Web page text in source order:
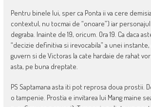
Pentru binele lui, sper ca Ponta ii va cere
contextul, nu tocmai de “onoare”) iar personajul
degraba. Inainte de 19, oricum. Ora 19. Ca daca
“decizie definitiva si irevocabila” a unei instante,
guvern si de Victoras la cate hardaie de rahat
asta, pe buna dreptate.
PS Saptamana asta iti pot reprosa doua prostii.
o tampenie. Prostia e invitarea lui Mang maine